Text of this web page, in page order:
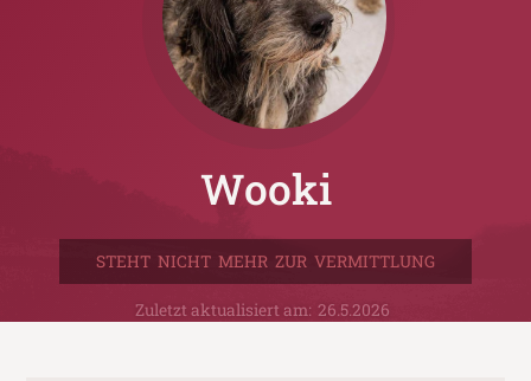
Wooki
STEHT NICHT MEHR ZUR VERMITTLUNG
Zuletzt aktualisiert am: 26.5.2026